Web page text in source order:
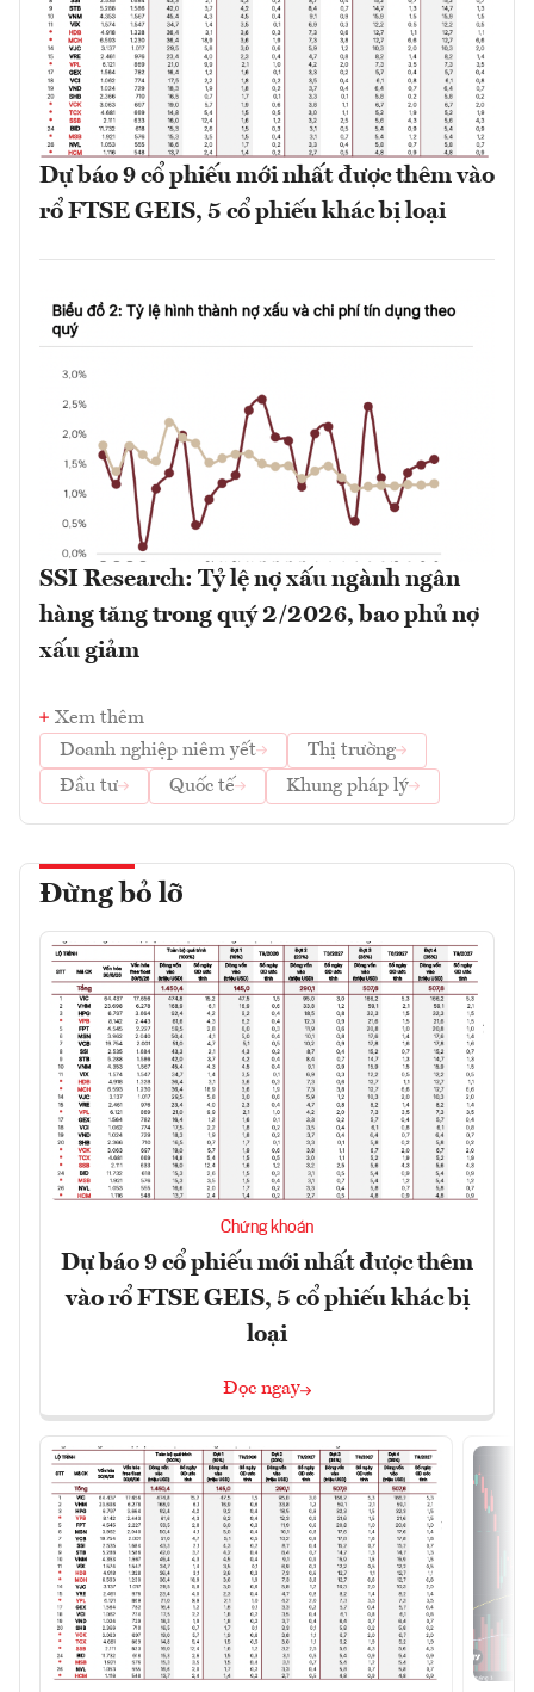
Dự báo 9 cổ phiếu mới nhất được thêm vào
rổ FTSE GEIS, 5 cổ phiếu khác bị loại
SSI Research: Tỷ lệ nợ xấu ngành ngân
hàng tăng trong quý 2/2026, bao phủ nợ
xấu giảm
Xem thêm
Doanh nghiệp niêm yết
Thị trường
Đầu tư
Quốc tế Khung pháp lý
Đừng bỏ lỡ
Chứng khoán
Dự báo 9 cổ phiếu mới nhất được thêm
vào rổ FTSE GEIS, 5 cổ phiếu khác bị
loại
Đọc ngay